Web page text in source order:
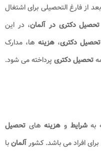
از فارغ التحصیلی برای اشتغال
تحصیل دکتری در آلمان، در این
دکتری، هزینه ها، مدارک
تحصیل دکتری پرداخته می شود.
بهشرایطو هزینه های تحصیل
افراد می باشد. کشورآلمانبا